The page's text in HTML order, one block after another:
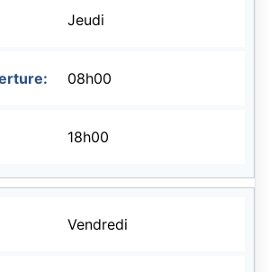
Jeudi
08h00
18h00
Vendredi